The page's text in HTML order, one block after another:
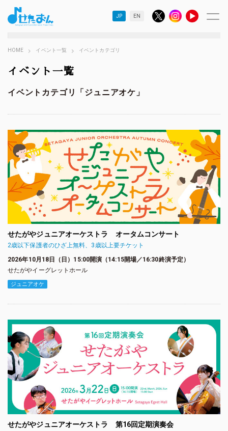
JP EN
HOME イベント一覧 イベントカテゴリ
イベント一覧
イベントカテゴリ「ジュニアオケ」
せたがやジュニアオーケストラ オータムコンサート
2歳以下保護者のひざ上無料、3歳以上要チケット
2026年10月18日（日）15:00開演（14:15開場／16:30終演予定）
せたがやイーグレットホール
ジュニアオケ
せたがやジュニアオーケストラ 第16回定期演奏会